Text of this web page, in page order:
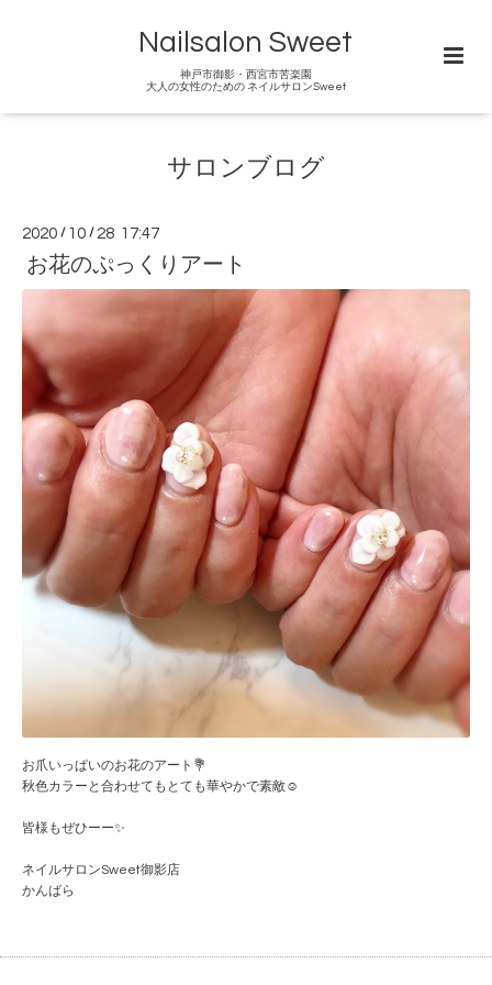
Nailsalon Sweet
神戸市御影・西宮市苦楽園
大人の女性のための ネイルサロンSweet
サロンブログ
2020 / 10 / 28 17:47
お花のぷっくりアート
お爪いっぱいのお花のアート💐
秋色カラーと合わせてもとても華やかで素敵☺️
皆様もぜひーー✨
ネイルサロンSweet御影店
かんばら